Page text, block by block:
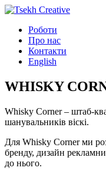
Роботи
Про нас
Контакти
English
WHISKY
Whisky Corner – штаб-
шанувальників віскі.
Для Whisky Corner ми
бренду, дизайн
до нього.